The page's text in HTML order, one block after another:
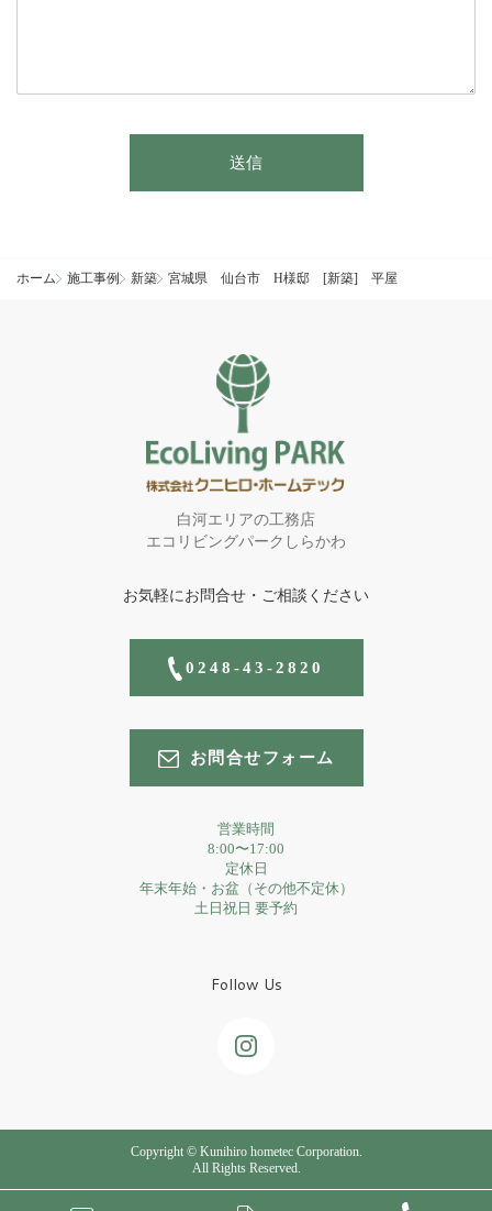
は
送信
ホーム 施工事例 新築 宮城県 仙台市 H様邸 [新築] 平屋
白河エリアの工務店
エコリビングパークしらかわ
お気軽にお問合せ・ご相談ください
0248-43-2820
お問合せフォーム
営業時間
8:00〜17:00
定休日
年末年始・お盆（その他不定休）
土日祝日 要予約
Follow Us
Copyright © Kunihiro hometec Corporation.
All Rights Reserved.